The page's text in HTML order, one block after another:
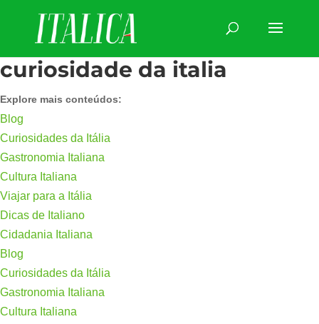
curiosidade da italia
Explore mais conteúdos:
Blog
Curiosidades da Itália
Gastronomia Italiana
Cultura Italiana
Viajar para a Itália
Dicas de Italiano
Cidadania Italiana
Blog
Curiosidades da Itália
Gastronomia Italiana
Cultura Italiana